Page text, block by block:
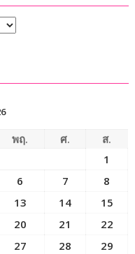
พฤ. ศ.
ส.
1
6 7
8
13 14
15
20 21
22
27 28
29